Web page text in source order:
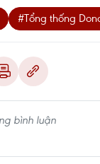
#Tổng thống